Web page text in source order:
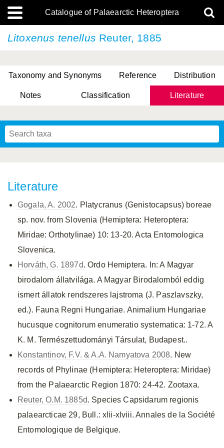
Catalogue of Palaearctic Heteroptera
Litoxenus tenellus Reuter, 1885
Taxonomy and Synonyms Reference Distribution
Notes Classification Literature
Literature
Gogala, A. 2002. Platycranus (Genistocapsus) boreae
sp. nov. from Slovenia (Hemiptera: Heteroptera:
Miridae: Orthotylinae) 10: 13-20. Acta Entomologica
Slovenica.
Horváth, G. 1897d. Ordo Hemiptera. In: A Magyar
birodalom állatvilága. A Magyar Birodalomból eddig
ismert állatok rendszeres lajstroma (J. Paszlavszky,
ed.). Fauna Regni Hungariae. Animalium Hungariae
hucusque cognitorum enumeratio systematica: 1-72. A
K. M. Természettudományi Társulat, Budapest..
Konstantinov, F.V. & A.A. Namyatova 2008. New
records of Phylinae (Hemiptera: Heteroptera: Miridae)
from the Palaearctic Region 1870: 24-42. Zootaxa.
Reuter, O.M. 1885d. Species Capsidarum regionis
palaearcticae 29, Bull.: xlii-xlviii. Annales de la Société
Entomologique de Belgique.